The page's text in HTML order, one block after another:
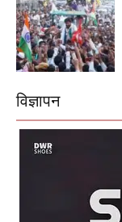
विज्ञापन